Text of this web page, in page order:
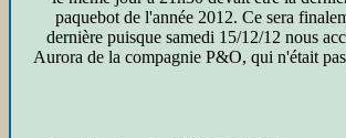
paquebot de l'année 2012. Ce sera
dernière puisque samedi 15/12/12 nous
Aurora de la compagnie P&O, qui n'était